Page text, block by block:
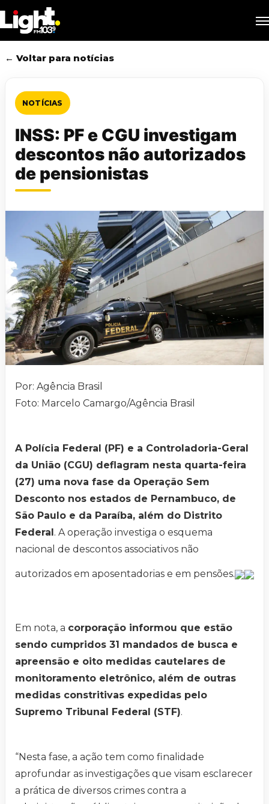
to
main
content
← Voltar para notícias
NOTÍCIAS
INSS: PF e CGU investigam
descontos não autorizados
de pensionistas
Por: Agência Brasil
Foto: Marcelo Camargo/Agência Brasil
A Polícia Federal (PF) e a Controladoria-Geral
da União (CGU) deflagram nesta quarta-feira
(27) uma nova fase da Operação Sem
Desconto nos estados de Pernambuco, de
São Paulo e da Paraíba, além do Distrito
Federal . A operação investiga o esquema
nacional de descontos associativos não
autorizados em aposentadorias e em pensões.
Em nota, a corporação informou que estão
sendo cumpridos 31 mandados de busca e
apreensão e oito medidas cautelares de
monitoramento eletrônico, além de outras
medidas constritivas expedidas pelo
Supremo Tribunal Federal (STF).
“Nesta fase, a ação tem como finalidade
aprofundar as investigações que visam esclarecer
a prática de diversos crimes contra a